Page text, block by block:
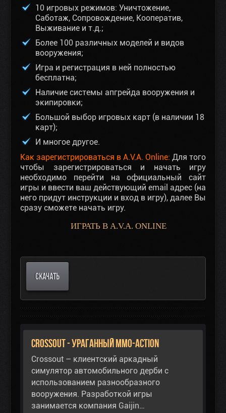
10 игровых режимов: Уничтожение,
Саботаж, Сопровождение, Кооператив,
Выживание и т.д.;
Более 100 различных моделей и видов
вооружения;
Игра и регистрация в ней полностью
бесплатна;
Наличие системы апгрейда вооружения и
экипировки;
Большой выбор игровых карт (в наличии 18
карт);
И многое другое.
Как зарегистрироваться в A.V.A. Online: Для того
чтобы зарегистрироваться и начать игру
необходимо перейти на официальный сайт
игры и ввести ваш действующий email адрес (на
него придут инструкции и вход в игру), далее Вы
сразу сможете начать игру.
ИГРАТЬ В A.V.A. ONLINE
СКАЧАТЬ
Crossout - ураганный ММО-Action
Crossout – клиентский аркадный
симулятор автомобильного дерби с
использованием разнообразного
вооружения. Разработкой игры
занимается компания Gaijin…